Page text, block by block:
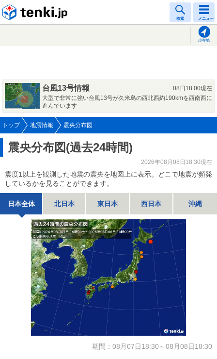
検索 メニュー
現在地
台風13号情報
08日18:00現在
大型で非常に強い台風13号が久米島の西北西約190kmを西南西に
進んでいます
トップ 地震情報 震央分布図
震央分布図(過去24時間)
2026年08月08日18:30現在
震度1以上を観測した地震の震央を地図上に表示。どこで地震が頻発
しているかを見ることができます。
日本全体 北日本 東日本 西日本 沖縄
期間：08月07日18:30～08月08日18:30